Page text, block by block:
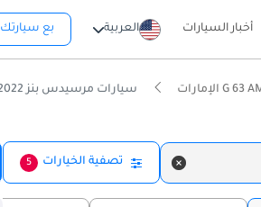
أخبار السيارات العربية بع سيارتك
سيارات مرسيدس بنز G 63 AMG 2022 مستعملة للبيع في الإمارات
تصفية الخيارات 5